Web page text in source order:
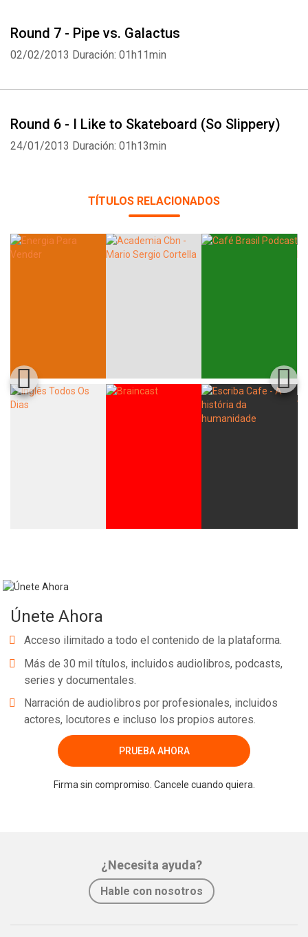
Round 7 - Pipe vs. Galactus
02/02/2013 Duración: 01h11min
Round 6 - I Like to Skateboard (So Slippery)
24/01/2013 Duración: 01h13min
TÍTULOS RELACIONADOS
Únete Ahora
Acceso ilimitado a todo el contenido de la plataforma.
Más de 30 mil títulos, incluidos audiolibros, podcasts,
series y documentales.
Narración de audiolibros por profesionales, incluidos
actores, locutores e incluso los propios autores.
PRUEBA AHORA
Firma sin compromiso. Cancele cuando quiera.
¿Necesita ayuda?
Hable con nosotros